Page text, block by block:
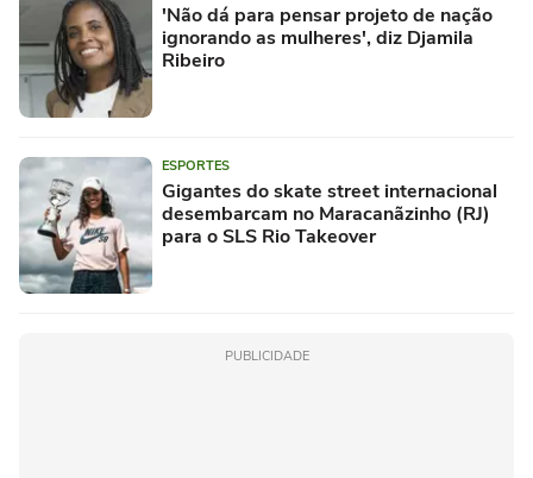
'Não dá para pensar projeto de nação
ignorando as mulheres', diz Djamila
Ribeiro
ESPORTES
Gigantes do skate street internacional
desembarcam no Maracanãzinho (RJ)
para o SLS Rio Takeover
PUBLICIDADE